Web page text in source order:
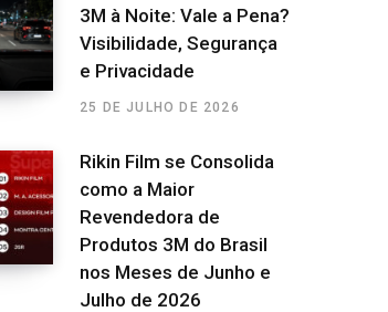
3M à Noite: Vale a Pena?
Visibilidade, Segurança
e Privacidade
25 DE JULHO DE 2026
Rikin Film se Consolida
como a Maior
Revendedora de
Produtos 3M do Brasil
nos Meses de Junho e
Julho de 2026